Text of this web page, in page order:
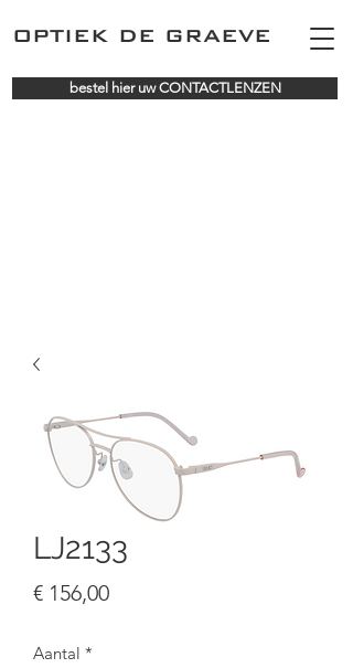
OPTIEK DE GRAEVE
bestel hier uw CONTACTLENZEN
LJ2133
€ 156,00Prijs
Aantal *